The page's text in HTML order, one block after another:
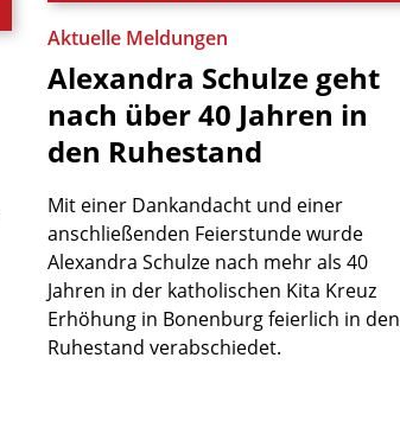
Aktuelle Meldungen
Alexandra Schulze geht
nach über40 Jahren in
den Ruhestand
Mit einer Dankandacht und einer
anschließenden Feierstunde wurde
Alexandra Schulze nach mehr als 40
Jahren in der katholischen Kita Kreuz
Erhöhung in Bonenburg feierlich in den
Ruhestand verabschiedet.